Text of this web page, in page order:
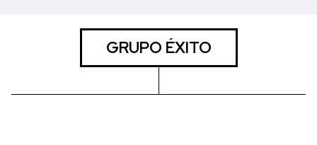
GRUPO ÉXITO